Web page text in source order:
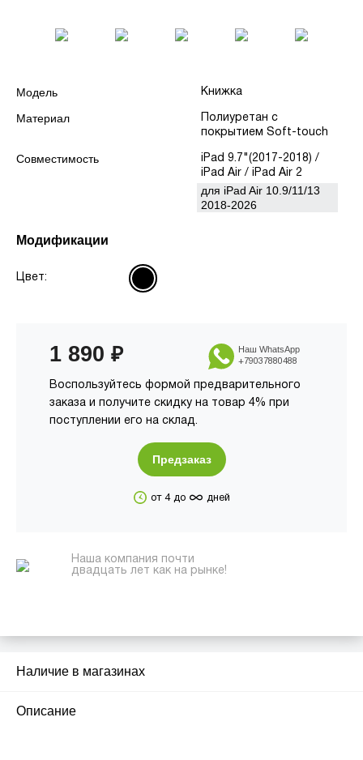
Модель Книжка
Материал
Полиуретан с
покрытием Soft-touch
Совместимость
iPad 9.7"(2017-2018) /
iPad Air / iPad Air 2
для iPad Air 10.9/11/13
2018-2026
Модификации
Цвет:
1 890 ₽
Воспользуйтесь формой предварительного
заказа и получите скидку на товар 4% при
поступлении его на склад.
Наш WhatsApp
+79037880488
Предзаказ
от 4 до ∞ дней
Наша компания почти
двадцать лет как на рынке!
Наличие в магазинах
Описание